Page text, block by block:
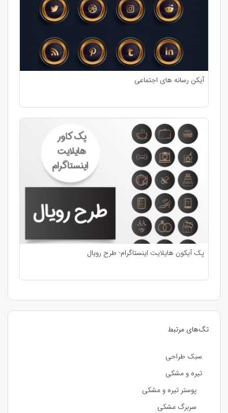
تگ‌های مرتبط
سبک طراحی
تیره و مشکی
پوستر تیره و مشکی
سربرگ مشکی
آیکن رسانه های اجتماعی
پک آیکون هایلایت اینستاگرام- طرح رویال